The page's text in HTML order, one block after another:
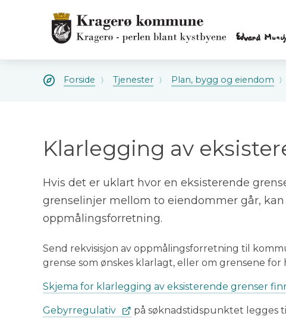
Kragerø
kommune
Kragerø
kommune
Du
er
Forside Tjenester Plan, bygg og eiendom
Klarlegging av
Hvis det er uklart hvor en eksisterende
grenselinjer mellom to eiendommer går,
oppmålingsforretning.
Send rekvisisjon av oppmålingsforretning til
grense som ønskes klarlagt, eller om grensene
Skjema for klarlegging av eksisterende grenser
Gebyrregulativ på søknadstidspunktet legges